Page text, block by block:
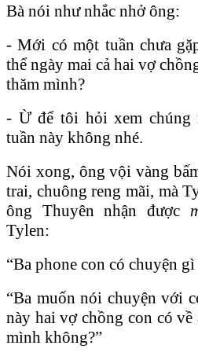
Bà nói như nhắc nhở ông:
- Mới có một tuần chưa
thể ngày mai cả hai vợ
thăm mình?
- Ừ để tôi hỏi xem chúng
tuần này không nhé.
Nói xong, ông vội vàng
trai, chuông reng mãi, mà
ông Thuyên nhận được
Tylen:
“Ba phone con có chuyện
“Ba muốn nói chuyện với
này hai vợ chồng con có
mình không?”